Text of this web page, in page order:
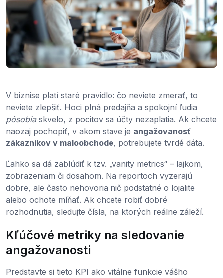
V biznise platí staré pravidlo: čo neviete zmerať, to
neviete zlepšiť. Hoci plná predajňa a spokojní ľudia
pôsobiaskvelo, z pocitov sa účty nezaplatia. Ak chcete
naozaj pochopiť, v akom stave je angažovanosť
zákazníkov v maloobchode, potrebujete tvrdé dáta.
Ľahko sa dá zablúdiť k tzv. „vanity metrics“ – lajkom,
zobrazeniam či dosahom. Na reportoch vyzerajú
dobre, ale často nehovoria nič podstatné o lojalite
alebo ochote míňať. Ak chcete robiť dobré
rozhodnutia, sledujte čísla, na ktorých reálne záleží.
Kľúčové metriky na sledovanie
angažovanosti
Predstavte si tieto KPI ako vitálne funkcie vášho